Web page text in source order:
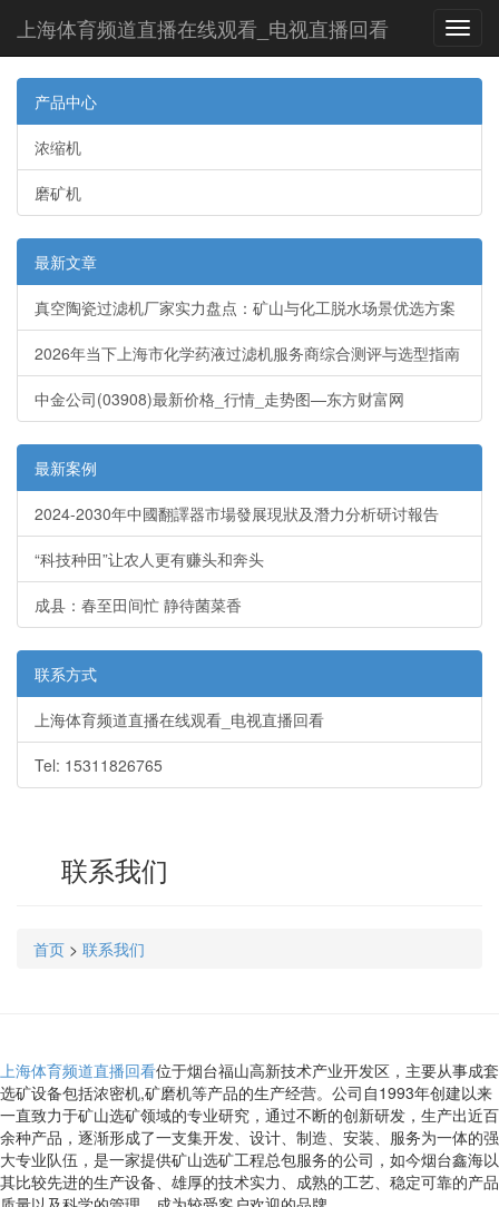
上海体育频道直播在线观看_电视直播回看
产品中心
浓缩机
磨矿机
最新文章
真空陶瓷过滤机厂家实力盘点：矿山与化工脱水场景优选方案
2026年当下上海市化学药液过滤机服务商综合测评与选型指南
中金公司(03908)最新价格_行情_走势图—东方财富网
最新案例
2024-2030年中國翻譯器市場發展現狀及潛力分析研讨報告
“科技种田”让农人更有赚头和奔头
成县：春至田间忙 静待菌菜香
联系方式
上海体育频道直播在线观看_电视直播回看
Tel: 15311826765
联系我们
首页 > 联系我们
上海体育频道直播回看位于烟台福山高新技术产业开发区，主要从事成套
选矿设备包括浓密机,矿磨机等产品的生产经营。公司自1993年创建以来
一直致力于矿山选矿领域的专业研究，通过不断的创新研发，生产出近百
余种产品，逐渐形成了一支集开发、设计、制造、安装、服务为一体的强
大专业队伍，是一家提供矿山选矿工程总包服务的公司，如今烟台鑫海以
其比较先进的生产设备、雄厚的技术实力、成熟的工艺、稳定可靠的产品